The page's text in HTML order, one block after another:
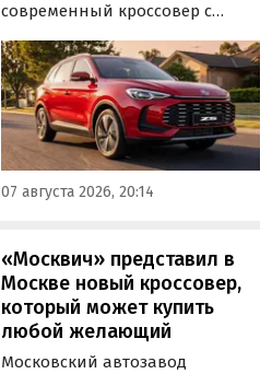
современный кроссовер с
доступной цене, теперь есть
еще один вариант с китайского
рынка — MG ZS. В Китае он
стоит от 900 000 рублей по
текущему курсу, а в РФ с учетом
всех расходов за него нужно
отдать минимум 1 500 000
07 августа 2026, 20:14
«Москвич» представил в
Москве новый кроссовер,
который может купить
любой желающий
Московский автозавод